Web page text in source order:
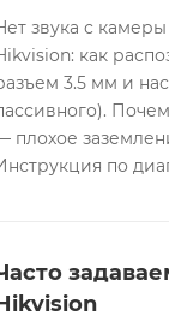
звука с
как
3.5 мм и
плохое
по